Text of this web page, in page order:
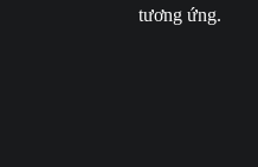
tương ứng.